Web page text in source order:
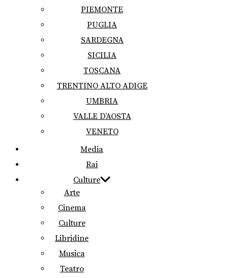
PIEMONTE
PUGLIA
SARDEGNA
SICILIA
TOSCANA
TRENTINO ALTO ADIGE
UMBRIA
VALLE D’AOSTA
VENETO
Media
Rai
Culture
Arte
Cinema
Culture
Libridine
Musica
Teatro